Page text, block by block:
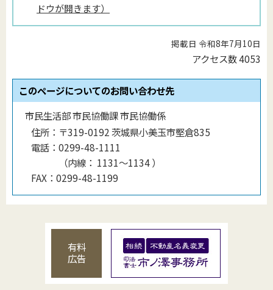
ドウが開きます）
掲載日 令和8年7月10日
アクセス数4053
このページについてのお問い合わせ先
市民生活部 市民協働課 市民協働係
住所： 〒319-0192 茨城県小美玉市堅倉835
電話： 0299-48-1111
（内線 ： 1131〜1134）
FAX： 0299-48-1199
有料
広告